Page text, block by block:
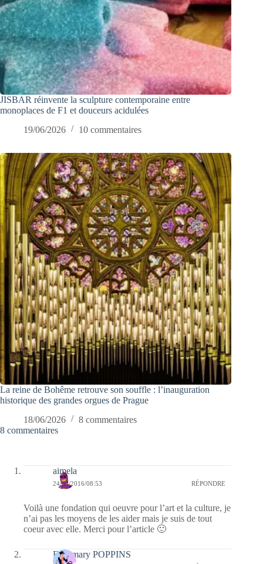
JISBAR réinvente la sculpture contemporaine entre
monoplaces de F1 et douceurs acidulées
19/06/2026
10 commentaires
La reine de Bohême retrouve son souffle : l’inauguration
historique des grandes orgues de Prague
18/06/2026
8 commentaires
8 commentaires
aimela
24/08/2016/08:53 RÉPONDRE
Voilà une fondation qui oeuvre pour l’art et la culture, je
n’ai pas les moyens de les aider mais je suis de tout
coeur avec elle. Merci pour l’article 🙂
Fabymary POPPINS